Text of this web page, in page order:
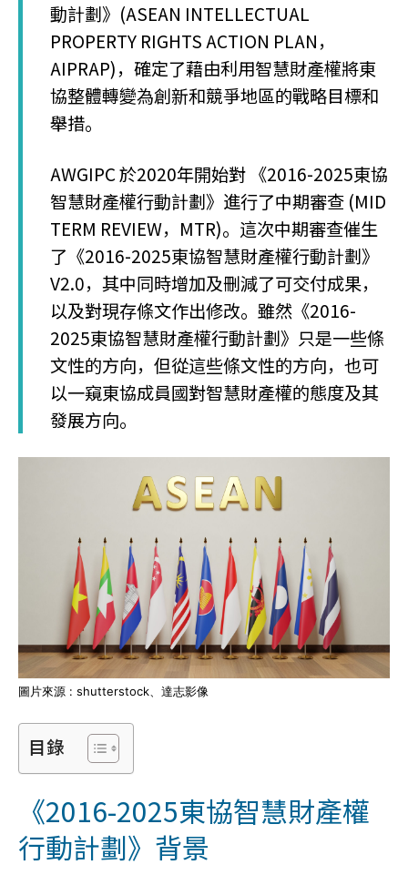
動計劃》(ASEAN INTELLECTUAL
PROPERTY RIGHTS ACTION PLAN，
AIPRAP)，確定了藉由利用智慧財產權將東
協整體轉變為創新和競爭地區的戰略目標和
舉措。
AWGIPC 於2020年開始對 《2016-2025東協
智慧財產權行動計劃》進行了中期審查 (MID
TERM REVIEW，MTR)。這次中期審查催生
了《2016-2025東協智慧財產權行動計劃》
V2.0，其中同時增加及刪減了可交付成果，
以及對現存條文作出修改。雖然《2016-
2025東協智慧財產權行動計劃》只是一些條
文性的方向，但從這些條文性的方向，也可
以一窺東協成員國對智慧財產權的態度及其
發展方向。
圖片來源 : shutterstock、達志影像
目錄
《2016-2025東協智慧財產權
行動計劃》背景